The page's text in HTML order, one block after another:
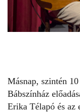
Másnap, szintén
Bábszínház
Erika Télapó és az